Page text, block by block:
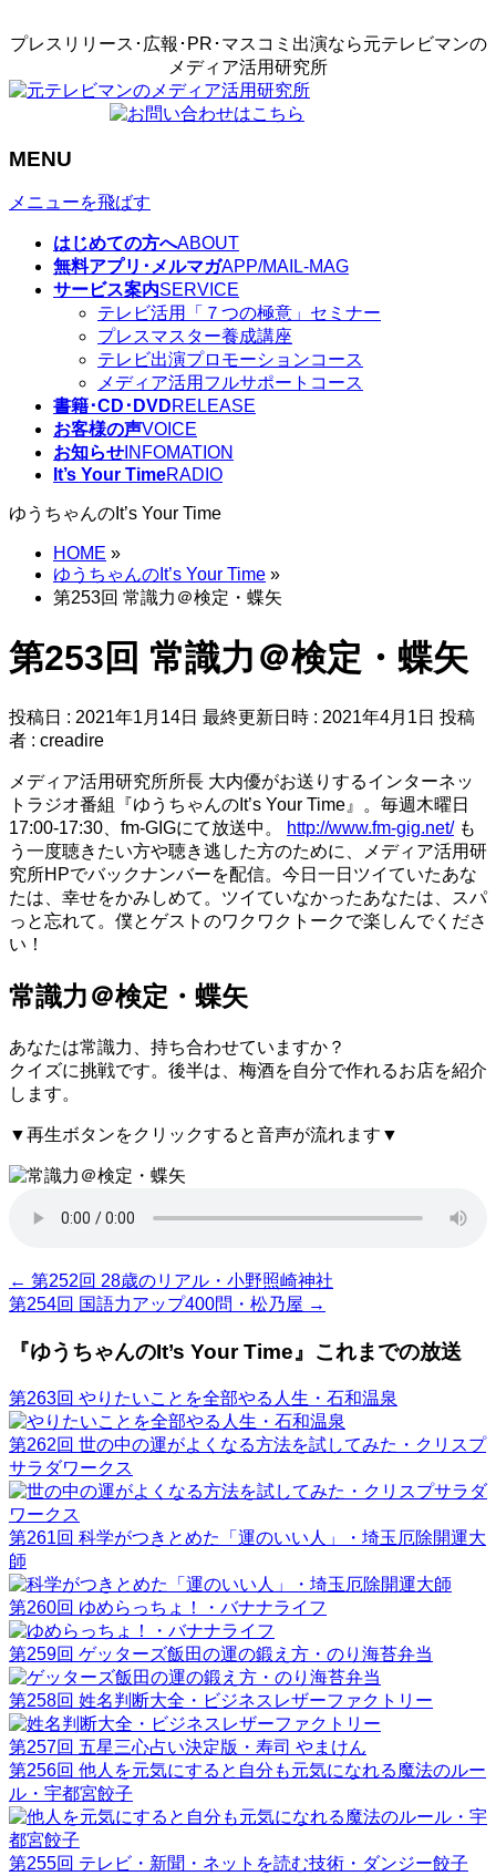
プレスリリース･広報･PR･マスコミ出演なら元テレビマンの
メディア活用研究所
MENU
メニューを飛ばす
はじめての方へABOUT
無料アプリ･メルマガAPP/MAIL-MAG
サービス案内SERVICE
テレビ活用「７つの極意」セミナー
プレスマスター養成講座
テレビ出演プロモーションコース
メディア活用フルサポートコース
書籍･CD･DVDRELEASE
お客様の声VOICE
お知らせ INFOMATION
It’s Your TimeRADIO
ゆうちゃんのIt’s Your Time
HOME »
ゆうちゃんのIt’s Your Time »
第253回 常識力＠検定・蝶矢
第253回 常識力＠検定・蝶矢
投稿日 : 2021年1月14日 最終更新日時 : 2021年4月1日 投稿
者 : creadire
メディア活用研究所所長 大内優がお送りするインターネッ
トラジオ番組『ゆうちゃんのIt’s Your Time』。毎週木曜日
17:00-17:30、fm-GIGにて放送中。
http://www.fm-gig.net/も
う一度聴きたい方や聴き逃した方のために、メディア活用研
究所HPでバックナンバーを配信。今日一日ツイていたあな
たは、幸せをかみしめて。ツイていなかったあなたは、スパ
っと忘れて。僕とゲストのワクワクトークで楽しんでくださ
い！
常識力＠検定・蝶矢
あなたは常識力、持ち合わせていますか？
クイズに挑戦です。後半は、梅酒を自分で作れるお店を紹介
します。
▼再生ボタンをクリックすると音声が流れます▼
← 第252回 28歳のリアル・小野照崎神社
第254回 国語力アップ400問・松乃屋 →
『ゆうちゃんのIt’s Your Time』これまでの放送
第263回 やりたいことを全部やる人生・石和温泉
第262回 世の中の運がよくなる方法を試してみた・クリスプ
サラダワークス
第261回 科学がつきとめた「運のいい人」・埼玉厄除開運大
師
第260回 ゆめらっちょ！・バナナライフ
第259回 ゲッターズ飯田の運の鍛え方・のり海苔弁当
第258回 姓名判断大全・ビジネスレザーファクトリー
第257回 五星三心占い決定版・寿司 やまけん
第256回 他人を元気にすると自分も元気になれる魔法のルー
ル・宇都宮餃子
第255回 テレビ・新聞・ネットを読む技術・ダンジー餃子